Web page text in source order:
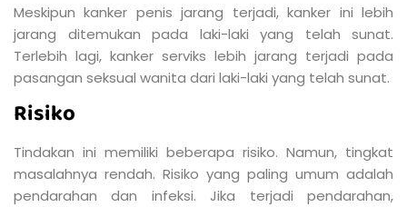
Meskipun kanker penis jarang terjadi, kanker ini lebih
jarang ditemukan pada laki-laki yang telah sunat.
Terlebih lagi, kanker serviks lebih jarang terjadi pada
pasangan seksual wanita dari laki-laki yang telah sunat.
Risiko
Tindakan ini memiliki beberapa risiko. Namun, tingkat
masalahnya rendah. Risiko yang paling umum adalah
pendarahan dan infeksi. Jika terjadi pendarahan,